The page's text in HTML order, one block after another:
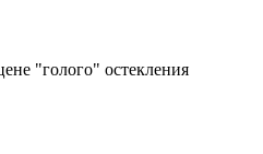
"голого" остекления